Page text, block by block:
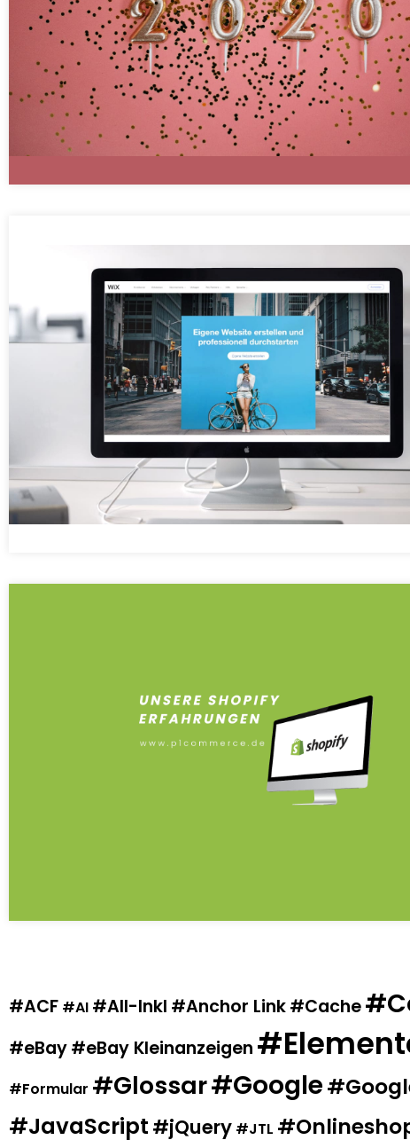
ACF AI All-Inkl Anchor Link Cache
eBay eBay Kleinanzeigen
Formular Glossar Google
JavaScript jQuery JTL